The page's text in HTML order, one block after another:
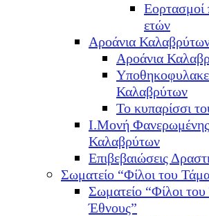
Εορτασμοί
ετών
Αροάνια
Αροάνια
Καλαβρύτων
Το κυπαρίσσι
Ι.Μονή
Καλαβρύτων
Επιβεβαιώσεις
Σωματείο “Φίλοι του
Σωματείο “Φίλοι
Έθνους”